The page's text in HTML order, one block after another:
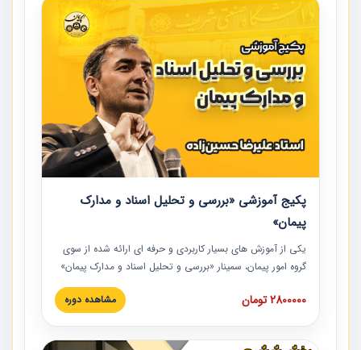
پکیج آموزشی «بررسی و تحلیل اسناد و مدارک
پیمان»
یکی از آموزش‏‏‏‏‏‏ های بسیار کاربردی و حرفه‏ ای ارائه شده از سوی
گروه امور پیمان، سمینار «بررسی و تحلیل اسناد و مدارک پیمان»
است که در دانشگاه صنعتی شریف ارائه شد. در این آموزش
نکات کلیدی مربوط به اسناد و مدارک پیمان، اولویت بندی اسناد
پیمان به همراه تجربیات عملی در این خصوص ارائه شده است.
2800000 تومان مشاهده دوره